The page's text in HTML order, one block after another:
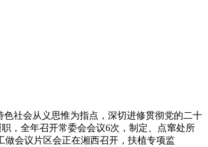
社会从义思惟为指点，深切进修贯彻党的二十
，全年召开常委会会议6次，制定、点窜处所
做会议片区会正在湘西召开，扶植专项监